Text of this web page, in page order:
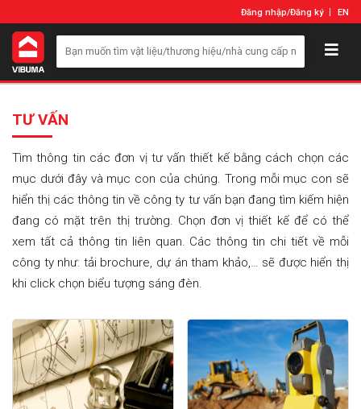
Đăng nhập/Đăng ký EN
TƯ VẤN
Tìm thông tin các đơn vị tư vấn thiết kế bằng cách chọn các
mục dưới đây và mục con của chúng. Trong mỗi mục con sẽ
hiển thị các thông tin về công ty tư vấn bạn đang tìm kiếm hiện
đang có mặt trên thị trường. Chọn đơn vị thiết kế để có thể
xem tất cả thông tin liên quan. Các thông tin chi tiết về mỗi
công ty như: tải brochure, dự án tham khảo,… sẽ được hiển thị
khi click chọn biểu tượng sáng đèn.​